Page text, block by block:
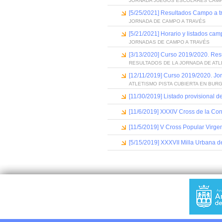
[5/25/2021] Resultados Campo a
JORNADA DE CAMPO A TRAVÉS
[5/21/2021] Horario y listados
JORNADAS DE CAMPO A TRAVÉS
[3/13/2020] Curso 2019/2020.
RESULTADOS DE LA JORNADA DE
[12/11/2019] Curso 2019/2020.
ATLETISMO PISTA CUBIERTA EN
[11/30/2019] Listado provisional
[11/6/2019] XXXIV Cross de la
[11/5/2019] V Cross Popular
[5/15/2019] XXXVII Milla Urbana